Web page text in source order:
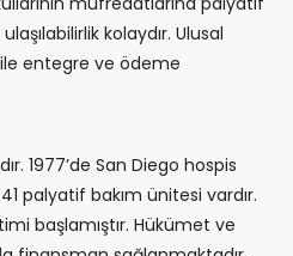
kolaydır. Ulusal
entegre ve ödeme
1977’de San Diego hospis
palyatif bakım ünitesi vardır.
başlamıştır. Hükümet ve